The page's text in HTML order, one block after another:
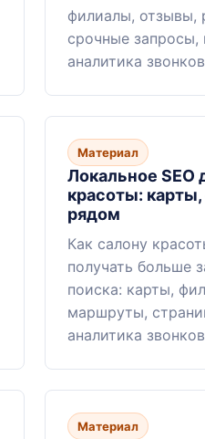
филиалы, отзывы,
срочные
аналитика
Материал
Локальное SEO
красоты:
рядом
Как салону
получать больше
поиска: карты,
маршруты,
аналитика
Материал